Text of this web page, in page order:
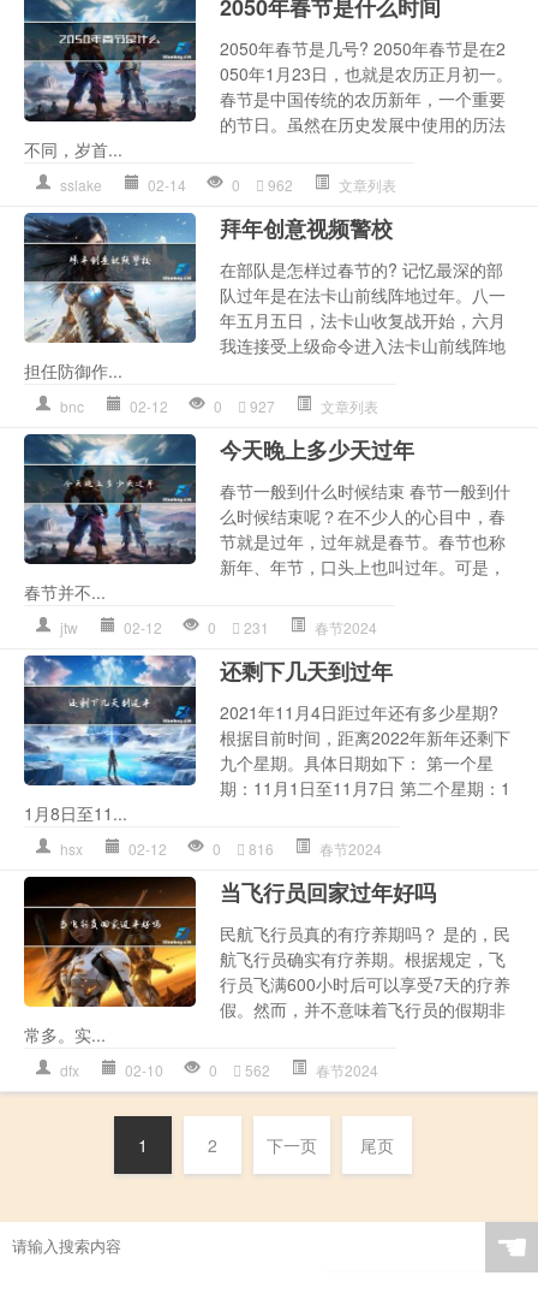
2050年春节是什么时间
2050年春节是几号? 2050年春节是在2
050年1月23日，也就是农历正月初一。
春节是中国传统的农历新年，一个重要
的节日。虽然在历史发展中使用的历法
不同，岁首...
sslake 02-14 0 962 文章列表
拜年创意视频警校
在部队是怎样过春节的? 记忆最深的部
队过年是在法卡山前线阵地过年。八一
年五月五日，法卡山收复战开始，六月
我连接受上级命令进入法卡山前线阵地
担任防御作...
bnc 02-12 0 927 文章列表
今天晚上多少天过年
春节一般到什么时候结束 春节一般到什
么时候结束呢？在不少人的心目中，春
节就是过年，过年就是春节。春节也称
新年、年节，口头上也叫过年。可是，
春节并不...
jtw 02-12 0 231 春节2024
还剩下几天到过年
2021年11月4日距过年还有多少星期?
根据目前时间，距离2022年新年还剩下
九个星期。具体日期如下： 第一个星
期：11月1日至11月7日 第二个星期：1
1月8日至11...
hsx 02-12 0 816 春节2024
当飞行员回家过年好吗
民航飞行员真的有疗养期吗？ 是的，民
航飞行员确实有疗养期。根据规定，飞
行员飞满600小时后可以享受7天的疗养
假。然而，并不意味着飞行员的假期非
常多。实...
dfx 02-10 0 562 春节2024
1 2 下一页 尾页
☚